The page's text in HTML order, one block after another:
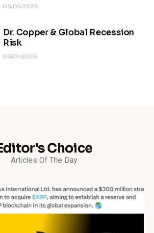
08/06/2026
Dr. Copper & Global Recession
Risk
08/04/2026
Choice
Articles Of The Day